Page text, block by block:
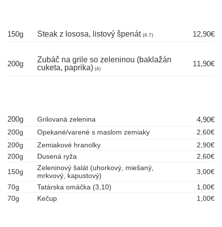
150g Steak z lososa, listový špenát (4,7) 12,90€
200g
Zubáč na grile so zeleninou (baklažán
cuketa, paprika) (4)
11,90€
200g Grilovaná zelenina 4,90€
200g Opekané/varené s maslom zemiaky
2,60€
200g
Zemiakové hranolky
2,90€
200g
Dusená ryža
2,60€
150g
Zeleninový šalát (uhorkový, miešaný,
mrkvový, kapustový)
3,00€
70g
Tatárska omáčka (3,10)
1,00€
70g
Kečup 1,00€